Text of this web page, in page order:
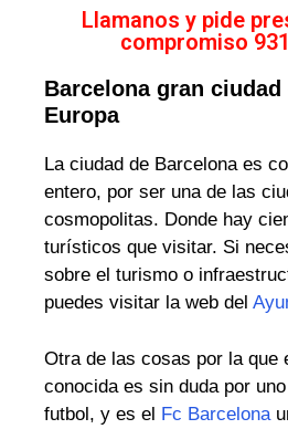
Llamanos y pide
compromiso
Barcelona gran ciudad
Europa
La ciudad de Barcelona es
entero, por ser una de las
cosmopolitas. Donde hay
turísticos que visitar. Si
sobre el turismo o
puedes visitar la web del
Otra de las cosas por la que
conocida es sin duda por
futbol, y es el Fc Barcelona